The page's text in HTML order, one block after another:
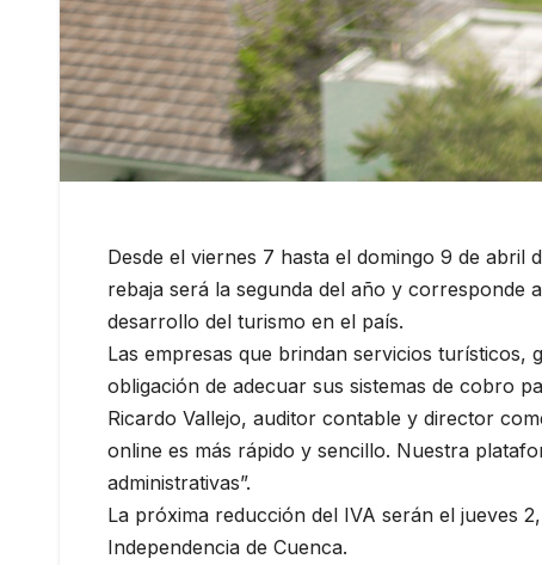
Desde el viernes 7 hasta el domingo 9 de
rebaja será la segunda del año y corresponde
desarrollo del turismo en el país.
Las empresas que brindan servicios turísticos,
obligación de adecuar sus sistemas de cobro
Ricardo Vallejo, auditor contable y director
online es más rápido y sencillo. Nuestra
administrativas”.
La próxima reducción del IVA serán el jueves
Independencia de Cuenca.